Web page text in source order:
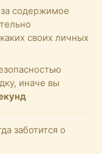
содержимое
своих личных
иначе вы
заботится о